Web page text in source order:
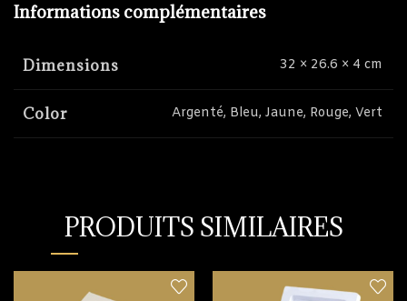
Informations complémentaires
Dimensions 32 × 26.6 × 4 cm
Color Argenté, Bleu, Jaune, Rouge, Vert
PRODUITS SIMILAIRES